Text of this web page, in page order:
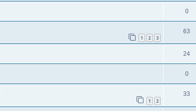
0
1 2 3
63
24
0
1 2
33